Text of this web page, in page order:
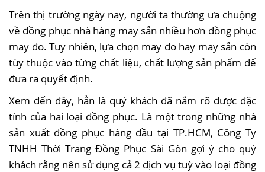
Trên thị trường ngày nay, người ta thường ưa chuộng
về đồng phục nhà hàng may sẵn nhiều hơn đồng phục
may đo. Tuy nhiên, lựa chọn may đo hay may sẵn còn
tùy thuộc vào từng chất liệu, chất lượng sản phẩm để
đưa ra quyết định.
Xem đến đây, hẳn là quý khách đã nắm rõ được đặc
tính của hai loại đồng phục. Là một trong những nhà
sản xuất đồng phục hàng đầu tại TP.HCM, Công Ty
TNHH Thời Trang Đồng Phục Sài Gòn gợi ý cho quý
khách rằng nên sử dụng cả 2 dịch vụ tuỳ vào loại đồng